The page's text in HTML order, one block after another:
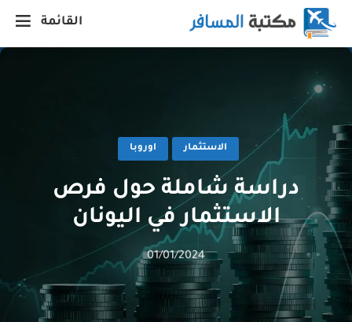
القائمة
الاستثمار اوروبا
دراسة شاملة حول فرص
الاستثمار في اليونان
01/01/2024